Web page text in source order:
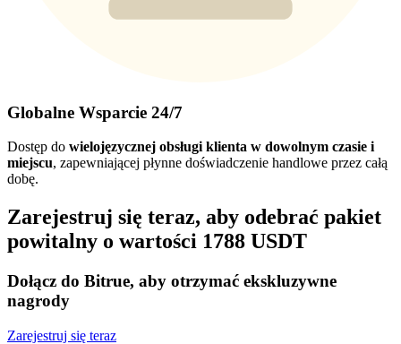
Globalne Wsparcie 24/7
Dostęp do wielojęzycznej obsługi klienta w dowolnym czasie i
miejscu, zapewniającej płynne doświadczenie handlowe przez całą
dobę.
Zarejestruj się teraz, aby odebrać pakiet
powitalny o wartości 1788 USDT
Dołącz do Bitrue, aby otrzymać ekskluzywne
nagrody
Zarejestruj się teraz